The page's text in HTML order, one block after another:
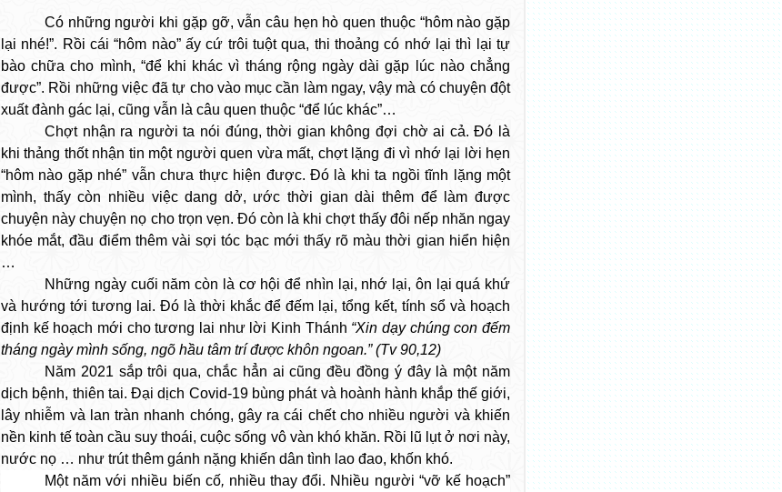
Có những người khi gặp gỡ, vẫn câu hẹn hò quen thuộc “hôm nào gặp
lại nhé!”. Rồi cái “hôm nào” ấy cứ trôi tuột qua, thi thoảng có nhớ lại thì lại tự
bào chữa cho mình, “để khi khác vì tháng rộng ngày dài gặp lúc nào chẳng
được”. Rồi những việc đã tự cho vào mục cần làm ngay, vậy mà có chuyện đột
xuất đành gác lại, cũng vẫn là câu quen thuộc “để lúc khác”…
Chợt nhận ra người ta nói đúng, thời gian không đợi chờ ai cả. Đó là
khi thảng thốt nhận tin một người quen vừa mất, chợt lặng đi vì nhớ lại lời hẹn
“hôm nào gặp nhé” vẫn chưa thực hiện được. Đó là khi ta ngồi tĩnh lặng một
mình, thấy còn nhiều việc dang dở, ước thời gian dài thêm để làm được
chuyện này chuyện nọ cho trọn vẹn. Đó còn là khi chợt thấy đôi nếp nhăn ngay
khóe mắt, đầu điểm thêm vài sợi tóc bạc mới thấy rõ màu thời gian hiển hiện
…
Những ngày cuối năm còn là cơ hội để nhìn lại, nhớ lại, ôn lại quá khứ
và hướng tới tương lai. Đó là thời khắc để đếm lại, tổng kết, tính sổ và hoạch
định kế hoạch mới cho tương lai như lời Kinh Thánh “Xin dạy chúng con đếm
tháng ngày mình sống, ngõ hầu tâm trí được khôn ngoan.” (Tv 90,12)
Năm 2021 sắp trôi qua, chắc hẳn ai cũng đều đồng ý đây là một năm
dịch bệnh, thiên tai. Đại dịch Covid-19 bùng phát và hoành hành khắp thế giới,
lây nhiễm và lan tràn nhanh chóng, gây ra cái chết cho nhiều người và khiến
nền kinh tế toàn cầu suy thoái, cuộc sống vô vàn khó khăn. Rồi lũ lụt ở nơi này,
nước nọ … như trút thêm gánh nặng khiến dân tình lao đao, khốn khó.
Một năm với nhiều biến cố, nhiều thay đổi. Nhiều người “vỡ kế hoạch”